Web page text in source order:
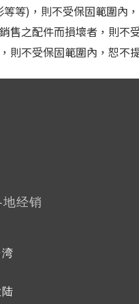
等)，則不受保固範圍內
售之配件而損壞者，則不
則不受保固範圍內，恕不
地经销
湾
陆